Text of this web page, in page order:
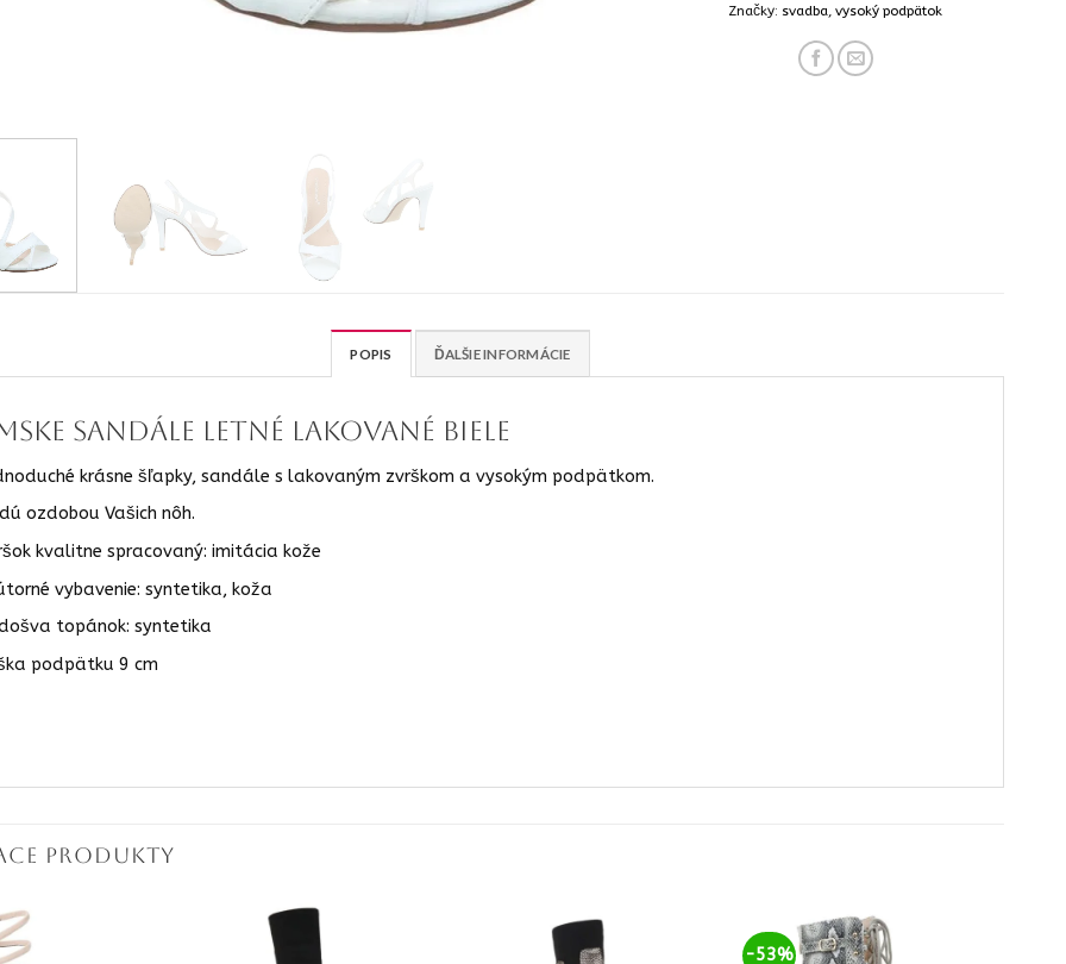
Značky: svadba vysoký podpätok
POPIS ĎALŠIE INFORMÁCIE
sandále letné lakované biele
krásne šľapky, sandále s lakovaným zvrškom a vysokým podpätkom.
ozdobou Vašich nôh.
kvalitne spracovaný: imitácia kože
vybavenie: syntetika, koža
topánok: syntetika
podpätku 9 cm
PRODUKTY
-53%